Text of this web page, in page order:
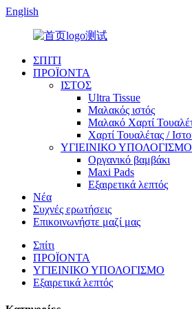
English
ΣΠΙΤΙ
ΠΡΟΪΟΝΤΑ
ΙΣΤΟΣ
Ultra Tissue
Μαλακός ιστός
Μαλακό Χαρτί
Χαρτί Τουαλέτας /
ΥΓΙΕΙΝΙΚΟ ΥΠΟΛΟΓΙΣΜΟ
Οργανικό βαμβάκι
Maxi Pads
Εξαιρετικά λεπτός
Νέα
Συχνές ερωτήσεις
Επικοινωνήστε μαζί μας
Σπίτι
ΠΡΟΪΟΝΤΑ
ΥΓΙΕΙΝΙΚΟ ΥΠΟΛΟΓΙΣΜΟ
Εξαιρετικά λεπτός